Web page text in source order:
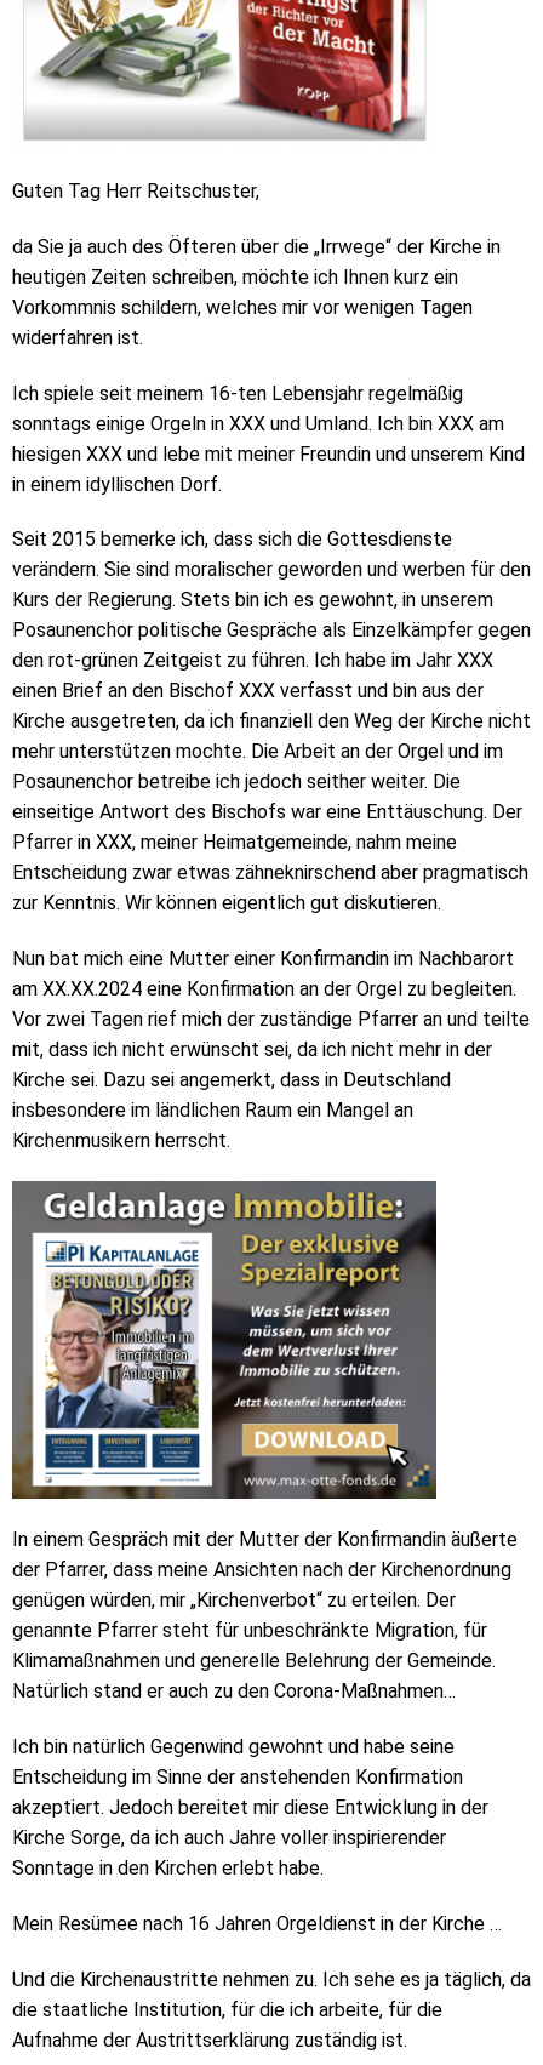
Guten Tag Herr Reitschuster,
da Sie ja auch des Öfteren über die „Irrwege“ der Kirche in
heutigen Zeiten schreiben, möchte ich Ihnen kurz ein
Vorkommnis schildern, welches mir vor wenigen Tagen
widerfahren ist.
Ich spiele seit meinem 16-ten Lebensjahr regelmäßig
sonntags einige Orgeln in XXX und Umland. Ich bin XXX am
hiesigen XXX und lebe mit meiner Freundin und unserem Kind
in einem idyllischen Dorf.
Seit 2015 bemerke ich, dass sich die Gottesdienste
verändern. Sie sind moralischer geworden und werben für den
Kurs der Regierung. Stets bin ich es gewohnt, in unserem
Posaunenchor politische Gespräche als Einzelkämpfer gegen
den rot-grünen Zeitgeist zu führen. Ich habe im Jahr XXX
einen Brief an den Bischof XXX verfasst und bin aus der
Kirche ausgetreten, da ich finanziell den Weg der Kirche nicht
mehr unterstützen mochte. Die Arbeit an der Orgel und im
Posaunenchor betreibe ich jedoch seither weiter. Die
einseitige Antwort des Bischofs war eine Enttäuschung. Der
Pfarrer in XXX, meiner Heimatgemeinde, nahm meine
Entscheidung zwar etwas zähneknirschend aber pragmatisch
zur Kenntnis. Wir können eigentlich gut diskutieren.
Nun bat mich eine Mutter einer Konfirmandin im Nachbarort
am XX.XX.2024 eine Konfirmation an der Orgel zu begleiten.
Vor zwei Tagen rief mich der zuständige Pfarrer an und teilte
mit, dass ich nicht erwünscht sei, da ich nicht mehr in der
Kirche sei. Dazu sei angemerkt, dass in Deutschland
insbesondere im ländlichen Raum ein Mangel an
Kirchenmusikern herrscht.
In einem Gespräch mit der Mutter der Konfirmandin äußerte
der Pfarrer, dass meine Ansichten nach der Kirchenordnung
genügen würden, mir „Kirchenverbot“ zu erteilen. Der
genannte Pfarrer steht für unbeschränkte Migration, für
Klimamaßnahmen und generelle Belehrung der Gemeinde.
Natürlich stand er auch zu den Corona-Maßnahmen…
Ich bin natürlich Gegenwind gewohnt und habe seine
Entscheidung im Sinne der anstehenden Konfirmation
akzeptiert. Jedoch bereitet mir diese Entwicklung in der
Kirche Sorge, da ich auch Jahre voller inspirierender
Sonntage in den Kirchen erlebt habe.
Mein Resümee nach 16 Jahren Orgeldienst in der Kirche …
Und die Kirchenaustritte nehmen zu. Ich sehe es ja täglich, da
die staatliche Institution, für die ich arbeite, für die
Aufnahme der Austrittserklärung zuständig ist.